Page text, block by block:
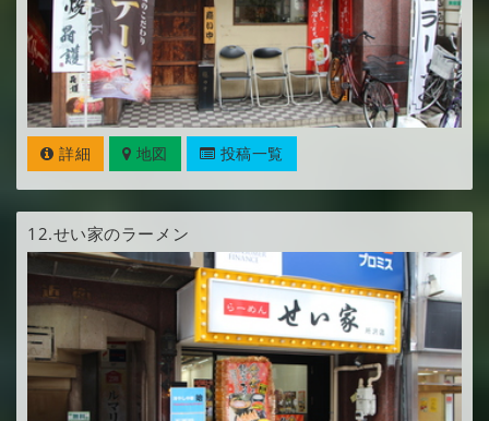
詳細 地図 投稿一覧
12.せい家のラーメン